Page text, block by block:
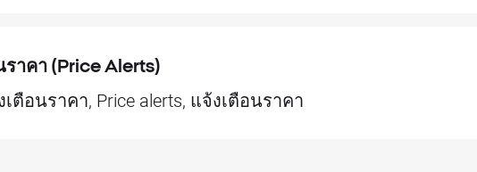
ราคา (Price Alerts)
ตือนราคา, Price alerts, แจ้งเตือนราคา